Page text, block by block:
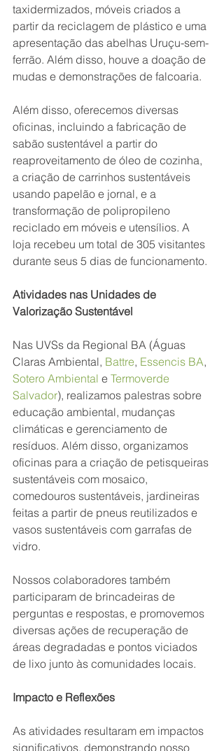
taxidermizados, móveis criados a
partir da reciclagem de plástico e uma
apresentação das abelhas Uruçu-sem-
ferrão. Além disso, houve a doação de
mudas e demonstrações de falcoaria.
Além disso, oferecemos diversas
oficinas, incluindo a fabricação de
sabão sustentável a partir do
reaproveitamento de óleo de cozinha,
a criação de carrinhos sustentáveis
usando papelão e jornal, e a
transformação de polipropileno
reciclado em móveis e utensílios. A
loja recebeu um total de 305 visitantes
durante seus 5 dias de funcionamento.
Atividades nas Unidades de
Valorização Sustentável
Nas UVSs da Regional BA (Águas
Claras Ambiental, Battre, Essencis BA,
Sotero Ambiental e Termoverde
Salvador), realizamos palestras sobre
educação ambiental, mudanças
climáticas e gerenciamento de
resíduos. Além disso, organizamos
oficinas para a criação de petisqueiras
sustentáveis com mosaico,
comedouros sustentáveis, jardineiras
feitas a partir de pneus reutilizados e
vasos sustentáveis com garrafas de
vidro.
Nossos colaboradores também
participaram de brincadeiras de
perguntas e respostas, e promovemos
diversas ações de recuperação de
áreas degradadas e pontos viciados
de lixo junto às comunidades locais.
Impacto e Reflexões
As atividades resultaram em impactos
significativos, demonstrando nosso